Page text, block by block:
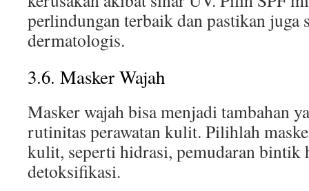
perlindungan terbaik dan pastikan juga
dermatologis.
3.6. Masker Wajah
Masker wajah bisa menjadi tambahan
rutinitas perawatan kulit. Pilihlah
kulit, seperti hidrasi, pemudaran bintik
detoksifikasi.